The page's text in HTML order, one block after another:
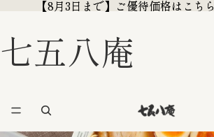
【8月3日まで】ご優待価格はこちら
【8月3日まで】ご優待価格はこちら
七五八庵